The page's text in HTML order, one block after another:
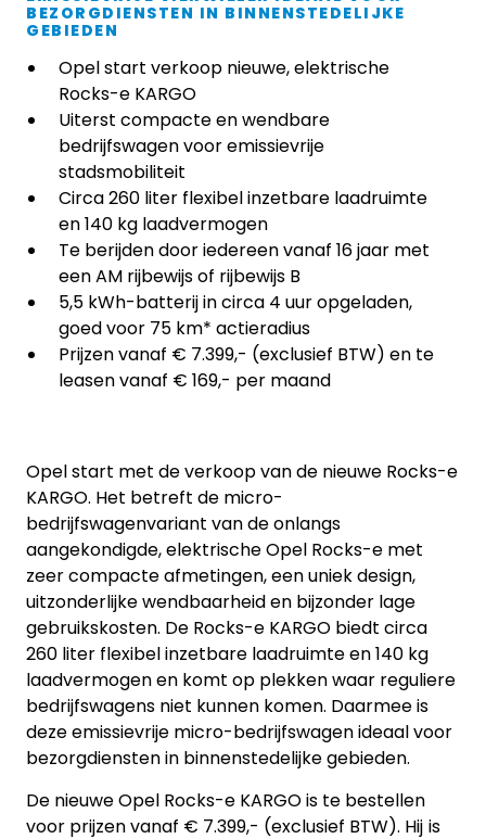
BEZORGDIENSTEN IN BINNENSTEDELIJKE
GEBIEDEN
Opel start verkoop nieuwe, elektrische
Rocks-e KARGO
Uiterst compacte en wendbare
bedrijfswagen voor emissievrije
stadsmobiliteit
Circa 260 liter flexibel inzetbare laadruimte
en 140 kg laadvermogen
Te berijden door iedereen vanaf 16 jaar met
een AM rijbewijs of rijbewijs B
5,5 kWh-batterij in circa 4 uur opgeladen,
goed voor 75 km* actieradius
Prijzen vanaf € 7.399,- (exclusief BTW) en te
leasen vanaf € 169,- per maand
Opel start met de verkoop van de nieuwe Rocks-e
KARGO. Het betreft de micro-
bedrijfswagenvariant van de onlangs
aangekondigde, elektrischeOpel Rocks-e met
zeer compacte afmetingen, een uniek design,
uitzonderlijke wendbaarheid en bijzonder lage
gebruikskosten. De Rocks-e KARGO biedt circa
260 liter flexibel inzetbare laadruimte en 140 kg
laadvermogen en komt op plekken waar reguliere
bedrijfswagens niet kunnen komen. Daarmee is
deze emissievrije micro-bedrijfswagen ideaal voor
bezorgdiensten in binnenstedelijke gebieden.
De nieuwe Opel Rocks-e KARGO is te bestellen
voor prijzen vanaf € 7.399,- (exclusief BTW). Hij is